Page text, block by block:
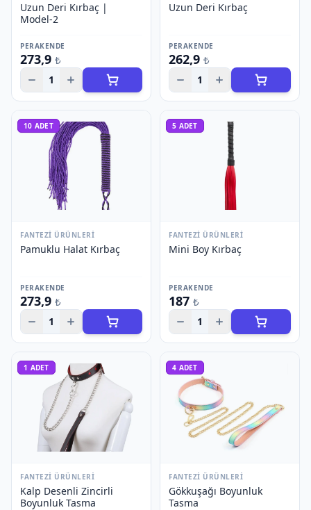
Uzun Deri Kırbaç |
Model-2
PERAKENDE
273,9 ₺
1
Uzun Deri Kırbaç
PERAKENDE
262,9 ₺
1
10 ADET
FANTEZI ÜRÜNLERI
Pamuklu Halat Kırbaç
PERAKENDE
273,9 ₺
1
5 ADET
FANTEZI ÜRÜNLERI
Mini Boy Kırbaç
PERAKENDE
187 ₺
1
1 ADET
FANTEZI ÜRÜNLERI
Kalp Desenli Zincirli
Boyunluk Tasma
4 ADET
FANTEZI ÜRÜNLERI
Gökkuşağı Boyunluk
Tasma